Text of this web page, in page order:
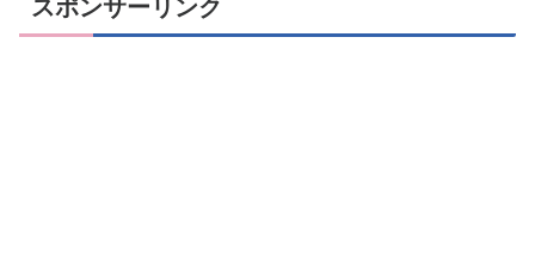
スポンサーリンク